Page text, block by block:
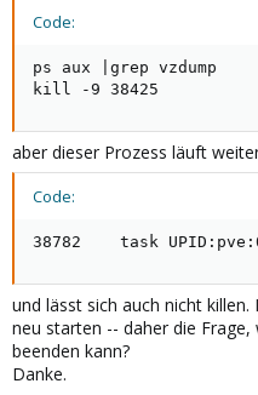
Code:
ps aux |grep vzdump
kill -9 38425
aber dieser Prozess läuft
Code:
38782    task
und lässt sich auch nicht
neu starten -- daher die
beenden kann?
Danke.